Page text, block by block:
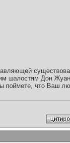
шалостям Дон
поймете, что Ваш